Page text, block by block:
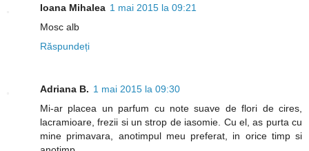
Ioana Mihalea 1 mai 2015 la 09:21
Mosc alb
Răspundeți
Adriana B. 1 mai 2015 la 09:30
Mi-ar placea un parfum cu note suave de flori de cires,
lacramioare, frezii si un strop de iasomie. Cu el, as purta cu
mine primavara, anotimpul meu preferat, in orice timp si